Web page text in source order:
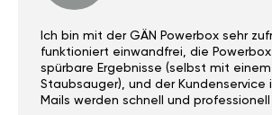
Ich bin mit der GÄN Powerbox sehr
funktioniert einwandfrei, die
spürbare Ergebnisse (selbst mit
Staubsauger), und der Kundenservice
Mails werden schnell und